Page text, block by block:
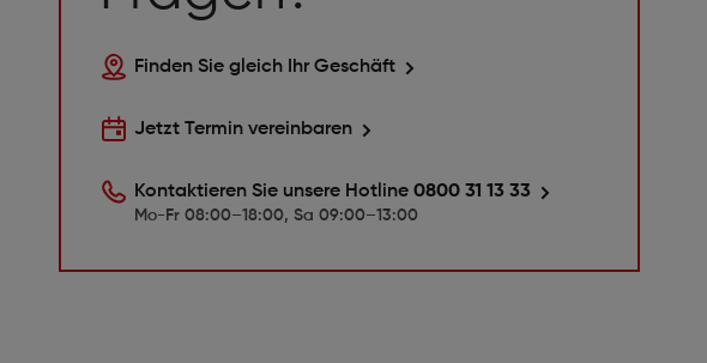
Finden Sie gleich Ihr Geschäft
Jetzt Termin vereinbaren
Kontaktieren Sie unsere Hotline0800 31 13 33
Mo-Fr 08:00–18:00, Sa 09:00–13:00